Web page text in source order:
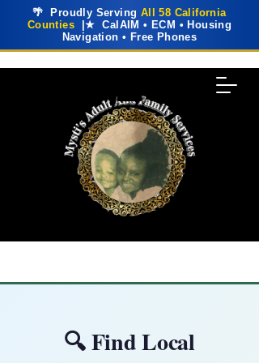
🌴 Proudly Serving All 58 California
Counties |★ CalAIM • ECM • Housing
Navigation • Free Phones
🔍 Find Local